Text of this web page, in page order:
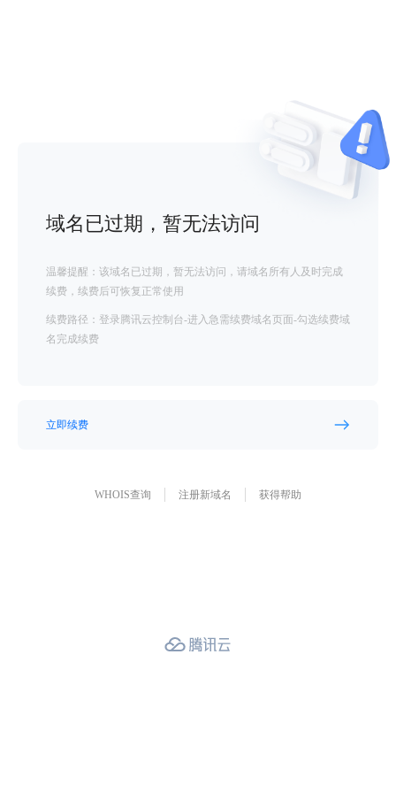
域名已过期，暂无法访问
温馨提醒：该域名已过期，暂无法访问，请域名所有人及时完成
续费，续费后可恢复正常使用
续费路径：登录腾讯云控制台-进入急需续费域名页面-勾选续费域
名完成续费
立即续费
WHOIS查询 注册新域名 获得帮助